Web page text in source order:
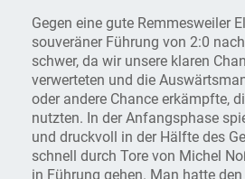
Gegen eine gute Remmesweiler
souveräner Führung von 2:0
schwer, da wir unsere klaren
verwerteten und die
oder andere Chance erkämpfte,
nutzten. In der Anfangsphase
und druckvoll in der Hälfte des
schnell durch Tore von Michel
in Führung gehen. Man hatte